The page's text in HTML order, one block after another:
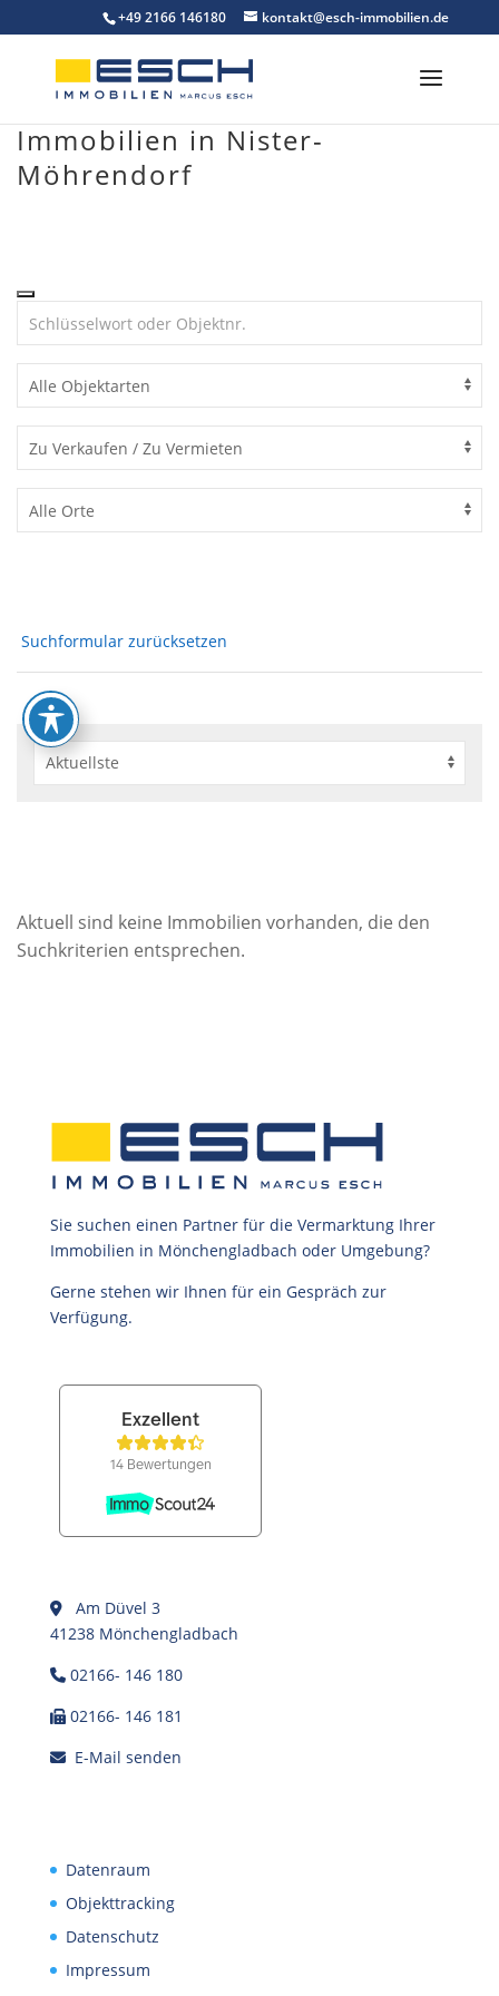
to
content
+49 2166 146180 kontakt@esch-immobilien.de
Immobilien in Nister-
Möhrendorf
Suchformular zurücksetzen
Aktuell sind keine Immobilien vorhanden, die den
Suchkriterien entsprechen.
Sie suchen einen Partner für die Vermarktung Ihrer
Immobilien in Mönchengladbach oder Umgebung?
Gerne stehen wir Ihnen für ein Gespräch zur
Verfügung.
Am Düvel 3
41238 Mönchengladbach
02166- 146 180
02166- 146 181
E-Mail senden
Datenraum
Objekttracking
Datenschutz
Impressum